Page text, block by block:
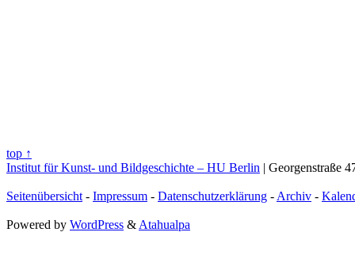
top ↑
Institut für Kunst- und Bildgeschichte – HU Berlin | Georgenstraße
Seitenübersicht - Impressum - Datenschutzerklärung - Archiv -
Powered by WordPress & Atahualpa